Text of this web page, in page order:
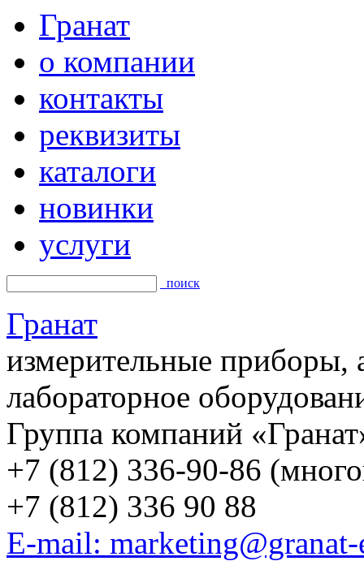
Гранат
о компании
контакты
реквизиты
каталоги
новинки
услуги
поиск
Гранат
измерительные приборы,
лабораторное
Группа компаний
+7 (812) 336-90-86
+7 (812) 336 90 88
E-mail: